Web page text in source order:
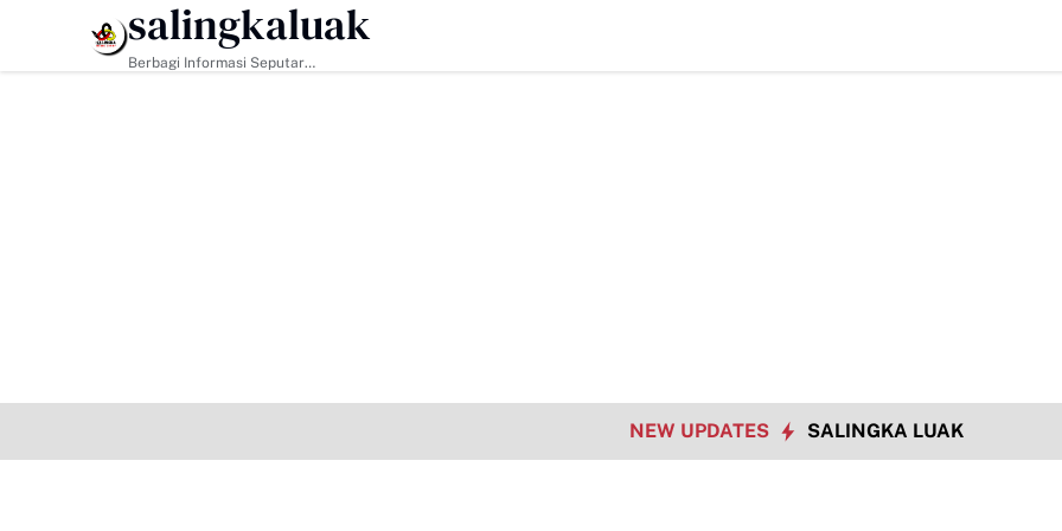
HEADLINE
salingkaluak
Berbagi Informasi Seputar
NEW UPDATES SALINGKA LUAK